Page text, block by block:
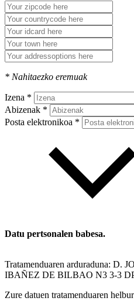
* Nahitaezko eremuak
Izena *
Abizenak *
Posta elektronikoa *
Datu pertsonalen babesa.
Tratamenduaren arduraduna: D.
IBAÑEZ DE BILBAO N3 3-3
Zure datuen tratamenduaren